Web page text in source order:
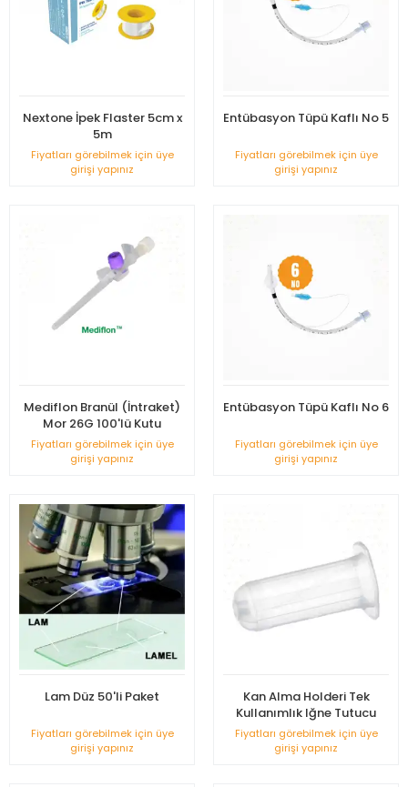
Nextone İpek Flaster 5cm x
5m
Fiyatları görebilmek için üye
girişi yapınız
Entübasyon Tüpü Kaflı No 5
Fiyatları görebilmek için üye
girişi yapınız
Mediflon Branül (İntraket)
Mor 26G 100'lü Kutu
Fiyatları görebilmek için üye
girişi yapınız
Entübasyon Tüpü Kaflı No 6
Fiyatları görebilmek için üye
girişi yapınız
Lam Düz 50'li Paket
Fiyatları görebilmek için üye
girişi yapınız
Kan Alma Holderi Tek
Kullanımlık Iğne Tutucu
Fiyatları görebilmek için üye
girişi yapınız